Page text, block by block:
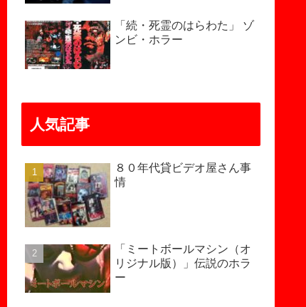
「続・死霊のはらわた」 ゾ
ンビ・ホラー
人気記事
８０年代貸ビデオ屋さん事
情
「ミートボールマシン（オ
リジナル版）」伝説のホラ
ー